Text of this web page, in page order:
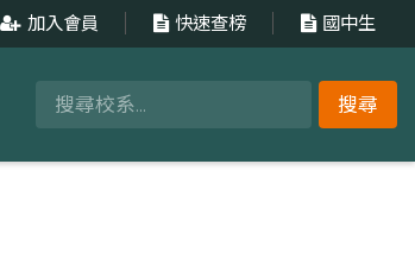
加入會員 快速查榜 國中生
搜尋